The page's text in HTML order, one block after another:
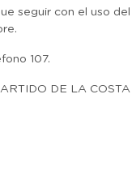
seguir con el uso
107.
DE LA COSTA